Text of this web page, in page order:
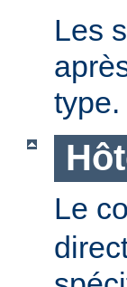
Les
type.
Le